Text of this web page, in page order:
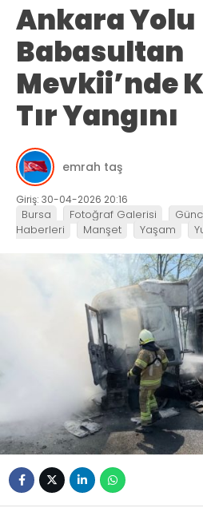
Ankara Yolu
Babasultan
Mevkii’nde
Tır Yangını
emrah taş
Giriş: 30-04-2026 20:16
Bursa Fotoğraf Galerisi
Haberleri
Manşet Yaşam